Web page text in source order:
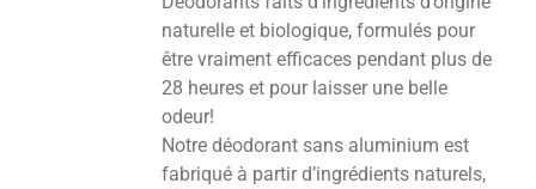
naturelle et biologique, formulés pour
être vraiment efficaces pendant plus de
28 heures et pour laisser une belle
odeur!
Notre déodorant sans aluminium est
fabriqué à partir d’ingrédients naturels,